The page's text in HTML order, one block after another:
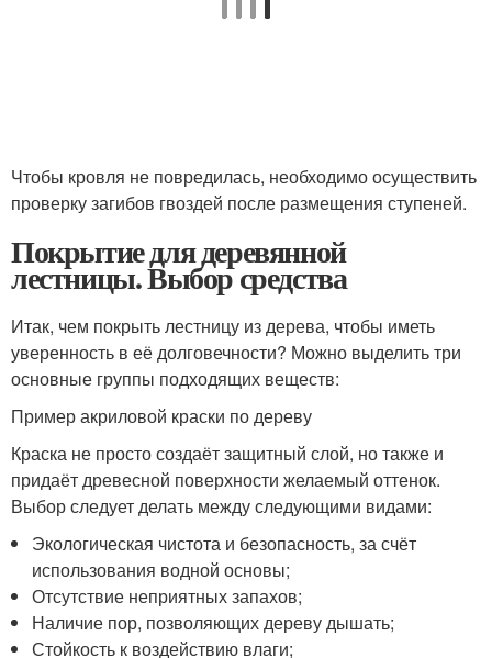
Чтобы кровля не повредилась, необходимо осуществить
проверку загибов гвоздей после размещения ступеней.
Покрытие для деревянной
лестницы. Выбор средства
Итак, чем покрыть лестницу из дерева, чтобы иметь
уверенность в её долговечности? Можно выделить три
основные группы подходящих веществ:
Пример акриловой краски по дереву
Краска не просто создаёт защитный слой, но также и
придаёт древесной поверхности желаемый оттенок.
Выбор следует делать между следующими видами:
Экологическая чистота и безопасность, за счёт
использования водной основы;
Отсутствие неприятных запахов;
Наличие пор, позволяющих дереву дышать;
Стойкость к воздействию влаги;